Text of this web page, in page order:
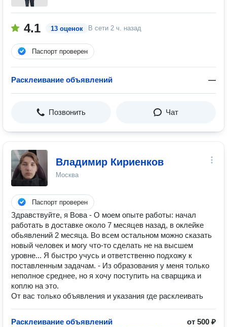
4.1 13 оценок В сети 2 ч. назад
Паспорт проверен
Расклеивание объявлений —
Позвонить Чат
Владимир Кириенков
Москва
Паспорт проверен
Здравствуйте, я Вова - О моем опыте работы: начал
работать в доставке около 7 месяцев назад, в оклейке
обьявлений 2 месяца. Во всем остальном можно сказать
новый человек и могу что-то сделать не на высшем
уровне... Я быстро учусь и ответственно подхожу к
поставленным задачам. - Из образования у меня только
неполное среднее, но я хочу поступить на сварщика и
коплю на это.
От вас только объявления и указания где расклеивать
Расклеивание объявлений
от 500 ₽